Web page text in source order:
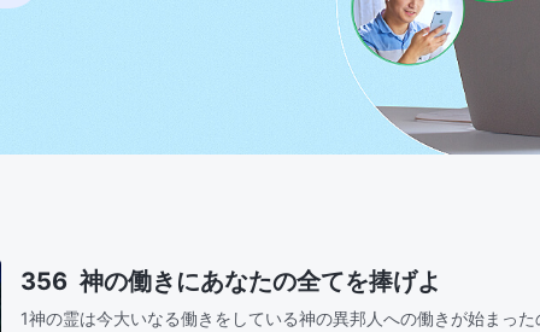
356 神の働きにあなたの全てを捧げよ
1神の霊は今大いなる働きをしている神の異邦人への働きが始まっ